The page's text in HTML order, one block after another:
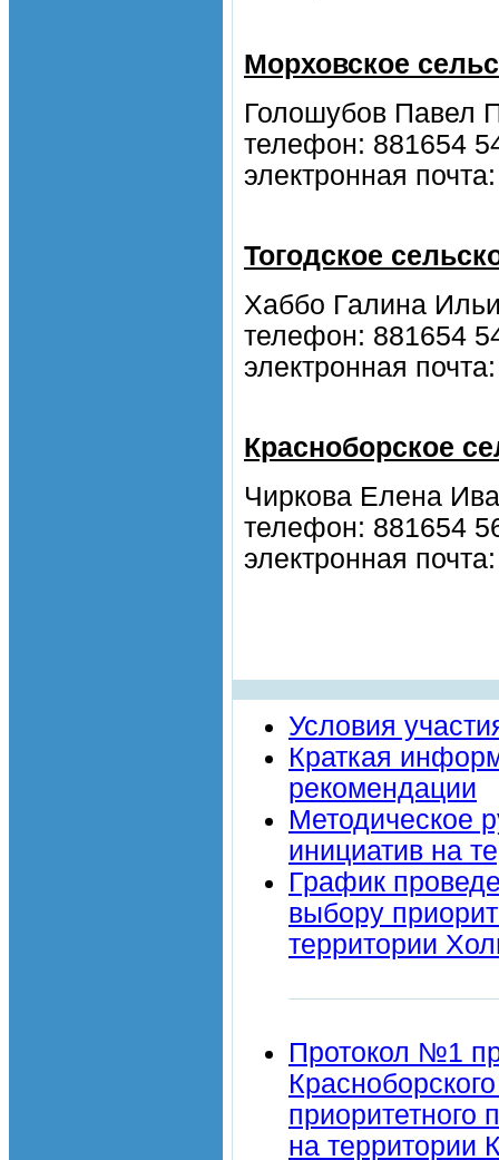
Морховское
Голошубов Павел
телефон: 881654
электронная
Тогодское
Хаббо Галина
телефон: 881654
электронная
Красноборское
Чиркова Елена
телефон: 881654
электронная
Условия
Краткая
рекомендации
Методическое
инициатив на
График
выбору
территории
Протокол №1
приоритетного
на территории